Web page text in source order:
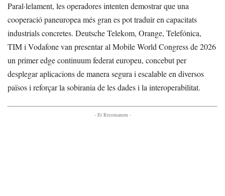
Paral·lelament, les operadores intenten demostrar que una
cooperació paneuropea més gran es pot traduir en capacitats
industrials concretes. Deutsche Telekom, Orange, Telefónica,
TIM i Vodafone van presentar al Mobile World Congress de 2026
un primer edge continuum federat europeu, concebut per
desplegar aplicacions de manera segura i escalable en diversos
països i reforçar la sobirania de les dades i la interoperabilitat.
- Et Recomanem -